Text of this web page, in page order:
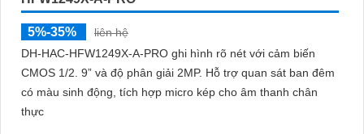
5%-35%
liên hệ
DH-HAC-HFW1249X-A-PRO ghi hình rõ nét với cảm biến
CMOS 1/2. 9” và độ phân giải 2MP. Hỗ trợ quan sát ban đêm
có màu sinh động, tích hợp micro kép cho âm thanh chân
thực